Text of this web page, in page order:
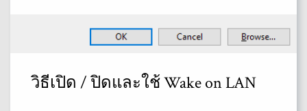
วิธีเปิด / ปิดและใช้ Wake on LAN